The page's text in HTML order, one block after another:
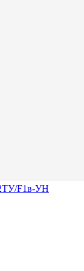
F1в-УН